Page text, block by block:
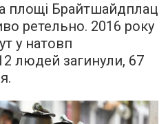
площі Брайтшайдплац
ретельно. 2016 року
у натовп
людей загинули, 67